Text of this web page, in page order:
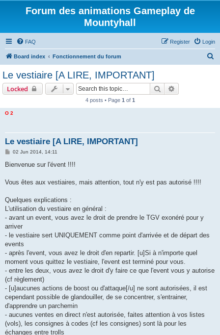
Forum des animations Gameplay de
Mountyhall
FAQ Login
Register
Board index Fonctionnement du forum
Le vestiaire [A LIRE, IMPORTANT]
Locked Search
4 posts • Page 1 of 1
O 2
Le vestiaire [A LIRE, IMPORTANT]
P
s
02 Jun 2014, 14:11
Bienvenue sur l'évent !!!!
Vous êtes aux vestiaires, mais attention, tout n'y est pas autorisé !!!!
Quelques explications :
L'utilisation du vestiaire en général :
- avant un event, vous avez le droit de prendre le TGV exonéré pour y
arriver
- le vestiaire sert UNIQUEMENT comme point d'arrivée et de départ des
events
- après l'event, vous avez le droit d'en repartir. [u]Si à n'importe quel
moment vous quittez le vestiaire, l'event est terminé pour vous.
- entre les deux, vous avez le droit d'y faire ce que l'event vous y autorise
(cf règlement)
- [u]aucunes actions de boost ou d'attaque[/u] ne sont autorisées, il est
cependant possible de glandouiller, de se concentrer, s'entrainer,
d'apprendre un parchemin
- aucunes ventes en direct n'est autorisée, faites attention à vos listes
(vols), les consignes à codes (cf les consignes) sont là pour les
échanges entre trolls